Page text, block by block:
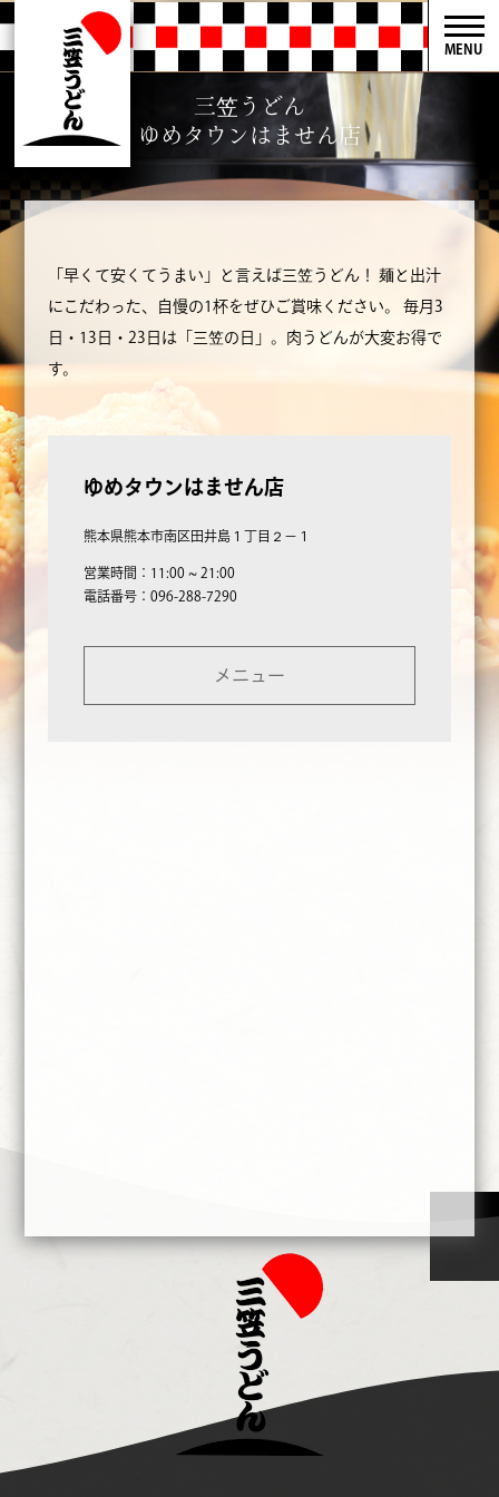
MENU
三笠うどん
ゆめタウンはません店
「早くて安くてうまい」と言えば三笠うどん！
麺と出汁
にこだわった、自慢の1杯をぜひご賞味ください。
毎月3
日・13日・23日は「三笠の日」。肉うどんが大変お得で
す。
ゆめタウンはません店
熊本県熊本市南区田井島１丁目２−１
営業時間：11:00 ~ 21:00
電話番号：096-288-7290
メニュー